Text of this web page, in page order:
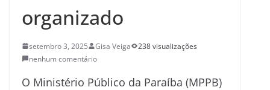
organizado
setembro 3, 2025 Gisa Veiga
238 visualizações
nenhum comentário
O Ministério Público da Paraíba (MPPB)